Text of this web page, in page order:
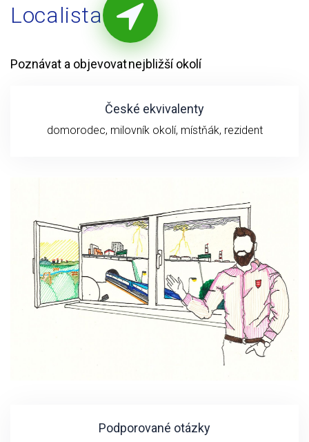
Localista
Poznávat a objevovat nejbližší okolí
České ekvivalenty
domorodec, milovník okolí, místňák, rezident
Podporované otázky